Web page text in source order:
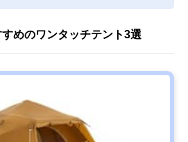
めのワンタッチテント3選